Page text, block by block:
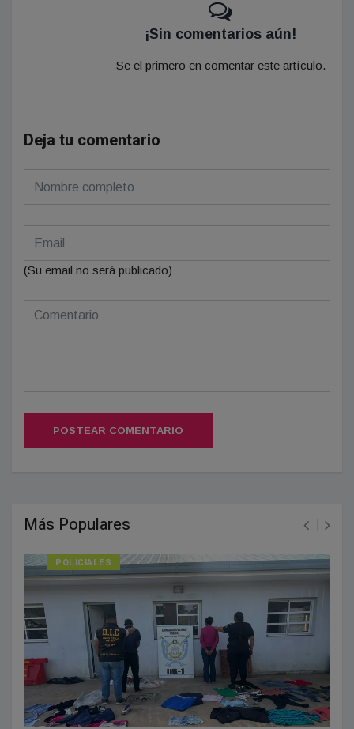
¡Sin comentarios aún!
Se el primero en comentar este artículo.
Deja tu comentario
(Su email no será publicado)
POSTEAR COMENTARIO
Más Populares
POLICIALES